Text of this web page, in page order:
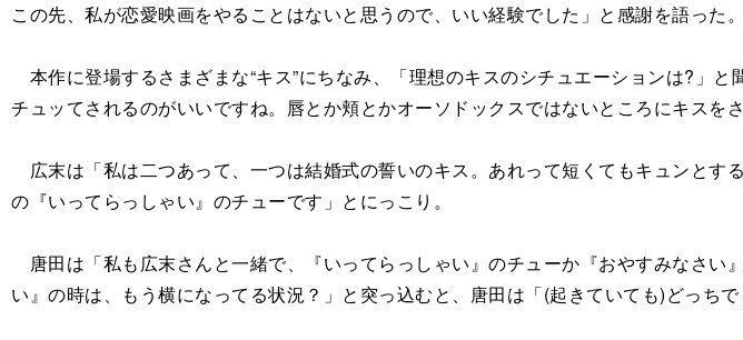
この先、私が恋愛映画をやることはないと思うので、いい経験でした」と感謝を語った。
本作に登場するさまざまな“キス”にちなみ、「理想のキスのシチュエーションは?」
チュッてされるのがいいですね。唇とか頬とかオーソドックスではないところにキスを
広末は「私は二つあって、一つは結婚式の誓いのキス。あれって短くてもキュンと
の『いってらっしゃい』のチューです」とにっこり。
唐田は「私も広末さんと一緒で、『いってらっしゃい』のチューか『おやすみなさ
い』の時は、もう横になってる状況？」と突っ込むと、唐田は「(起きていても)どっちで